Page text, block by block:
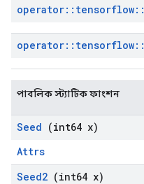
operator:: tensorflow::
operator:: tensorflow::
পাবলিক স্ট্যাটিক ফাংশন
Seed (int64 x)
Attrs
Seed2 (int64 x)